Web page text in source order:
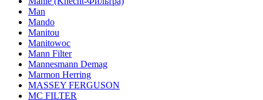
Man
Mando
Manitou
Manitowoc
Mann Filter
Mannesmann Demag
Marmon Herring
MASSEY FERGUSON
MC FILTER